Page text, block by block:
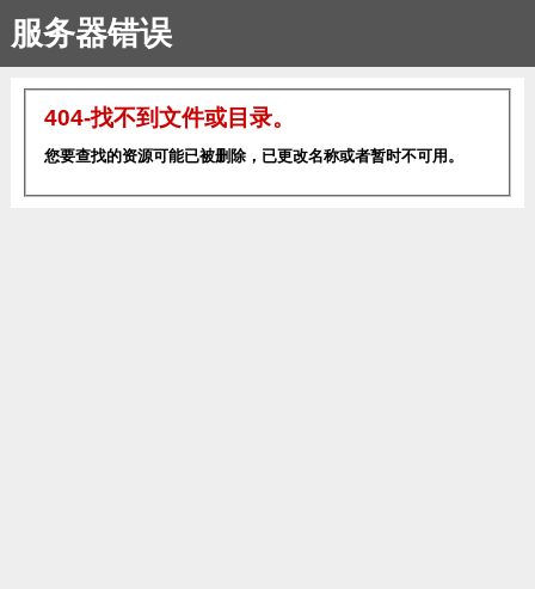
服务器错误
404-找不到文件或目录。
您要查找的资源可能已被删除，已更改名称或者暂时不可用。